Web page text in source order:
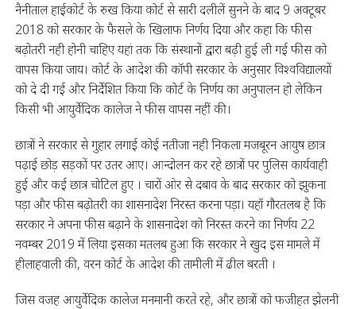
नैनीताल हाईकोर्ट के रुख किया कोर्ट से सारी दलीलें सुनने के बाद 9 अक्टूबर
2018 को सरकार के फैसले के खिलाफ निर्णय दिया और कहा कि फीस
बढ़ोतरी नही होनी चाहिए यहां तक कि संस्थानों द्वारा बढ़ी हुई ली गई फीस को
वापस किया जाय। कोर्ट के आदेश की कॉपी सरकार के अनुसार विश्वविद्यालयों
को दे दी गई और निर्देशित किया कि कोर्ट के निर्णय का अनुपालन हो लेकिन
किसी भी आयुर्वेदिक कालेज ने फीस वापस नहीं की।
छात्रों ने सरकार से गुहार लगाई कोई नतीजा नही निकला मजबूरन आयुष छात्र
पढ़ाई छोड़ सड़कों पर उतर आए। आन्दोलन कर रहे छात्रों पर पुलिस कार्यवाही
हुई और कई छात्र चोटिल हुए । चारों ओर से दबाव के बाद सरकार को झुकना
पड़ा और फीस बढ़ोतरी का शासनादेश निरस्त करना पड़ा। यहाँ गौरतलब है कि
सरकार ने अपना फीस बढ़ाने के शासनादेश को निरस्त करने का निर्णय 22
नवम्बर 2019 में लिया इसका मतलब हुआ कि सरकार ने खुद इस मामले में
हीलाहवाली की, वरन कोर्ट के आदेश की तामीली में ढील बरती ।
जिस वजह आयुर्वेदिक कालेज मनमानी करते रहे, और छात्रों को फजीहत झेलनी